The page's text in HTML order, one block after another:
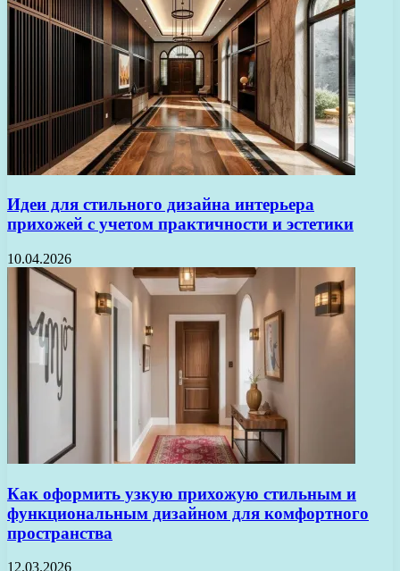
Идеи для стильного дизайна интерьера
прихожей с учетом практичности и эстетики
10.04.2026
Как оформить узкую прихожую стильным и
функциональным дизайном для комфортного
пространства
12.03.2026